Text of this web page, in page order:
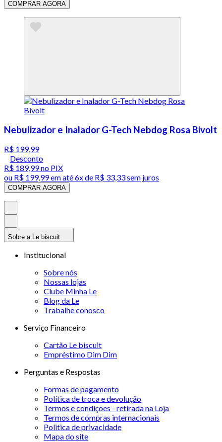
COMPRAR AGORA
Nebulizador e Inalador G-Tech Nebdog Rosa Bivolt
R$ 199,99
Desconto
R$ 189,99no PIX
ou R$ 199,99em até6x de R$ 33,33 sem juros
COMPRAR AGORA
Sobre a Le biscuit
Institucional
Sobre nós
Nossas lojas
Clube Minha Le
Blog da Le
Trabalhe conosco
Serviço Financeiro
Cartão Le biscuit
Empréstimo Dim Dim
Perguntas e Respostas
Formas de pagamento
Política de troca e devolução
Termos e condições - retirada na Loja
Termos de compras internacionais
Politica de privacidade
Mapa do site